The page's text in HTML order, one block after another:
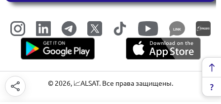
LINK
© 2026, 📈ALSAT. Все права защищены.